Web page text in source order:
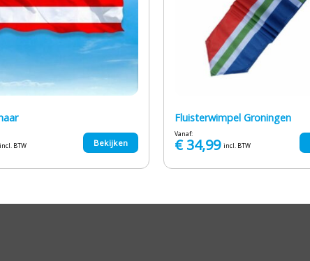
incl. BTW Bekijken
Fluisterwimpel Groningen
Vanaf:
€34,99 incl. BTW